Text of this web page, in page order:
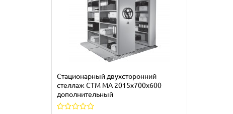
Стационарный двухсторонний
стеллаж СТМ МА 2015х700х600
дополнительный